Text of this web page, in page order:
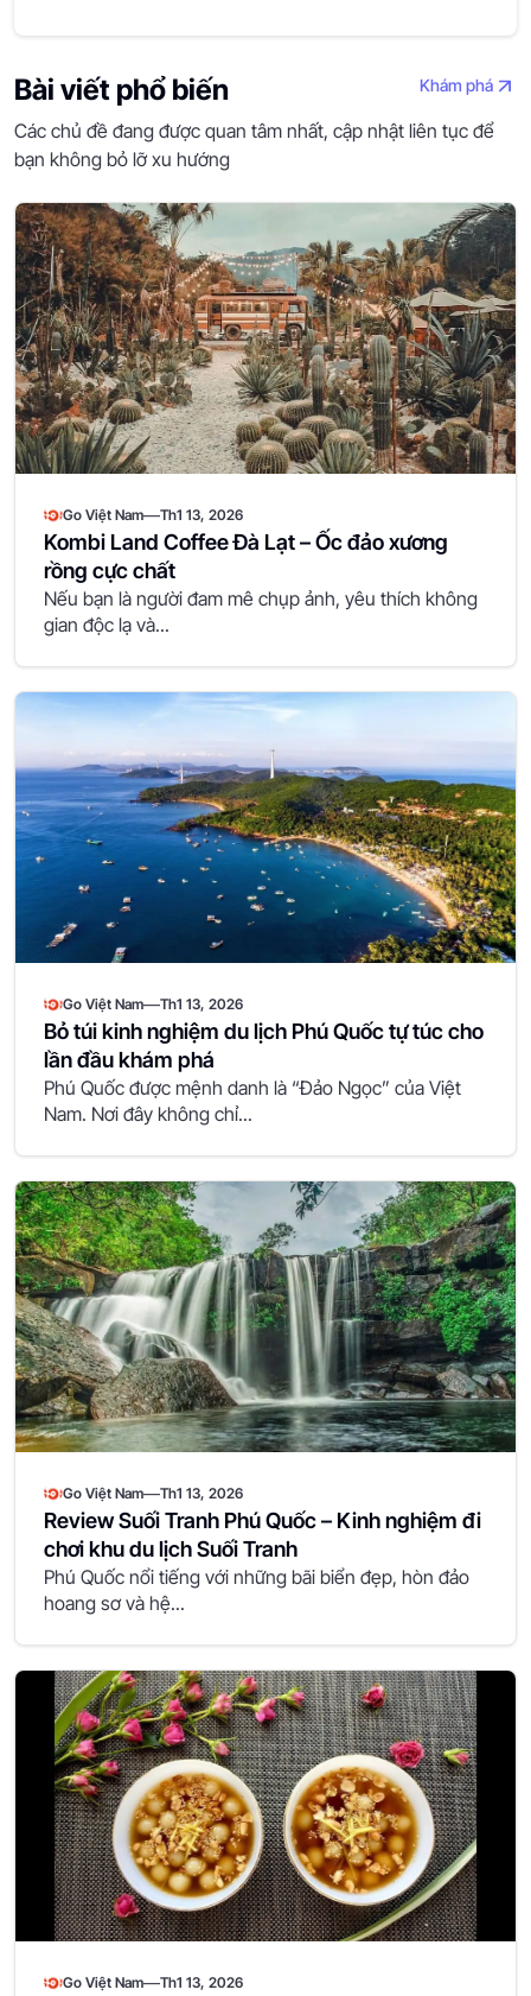
Bài viết phổ biến Khám phá
Các chủ đề đang được quan tâm nhất, cập nhật liên tục để
bạn không bỏ lỡ xu hướng
Go Việt Nam—Th1 13, 2026
Kombi Land Coffee Đà Lạt – Ốc đảo xương
rồng cực chất
Nếu bạn là người đam mê chụp ảnh, yêu thích không
gian độc lạ và...
Go Việt Nam—Th1 13, 2026
Bỏ túi kinh nghiệm du lịch Phú Quốc tự túc cho
lần đầu khám phá
Phú Quốc được mệnh danh là “Đảo Ngọc” của Việt
Nam. Nơi đây không chỉ...
Go Việt Nam—Th1 13, 2026
Review Suối Tranh Phú Quốc – Kinh nghiệm đi
chơi khu du lịch Suối Tranh
Phú Quốc nổi tiếng với những bãi biển đẹp, hòn đảo
hoang sơ và hệ...
Go Việt Nam—Th1 13, 2026